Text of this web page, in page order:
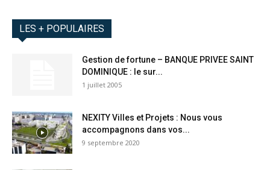
LES + POPULAIRES
Gestion de fortune – BANQUE PRIVEE SAINT
DOMINIQUE : le sur...
1 juillet 2005
NEXITY Villes et Projets : Nous vous
accompagnons dans vos...
9 septembre 2020